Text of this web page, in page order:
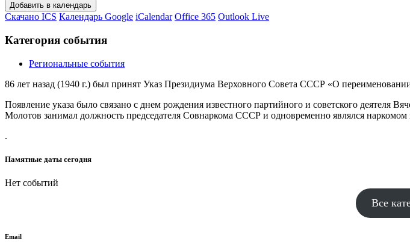
Добавить в календарь
Скачано ICS Календарь Google iCalendar Office 365 Outlook Live
Категория события
Региональные события
86 лет назад (1940 г.) был принят Указ Президиума Верховного Совета СССР «О
Появление указа было связано с днем рождения известного партийного и советского деятеля
Молотов занимал должность председателя Совнаркома СССР и одновременно являлся
.
Памятные даты сегодня
Нет событий
Все
Email